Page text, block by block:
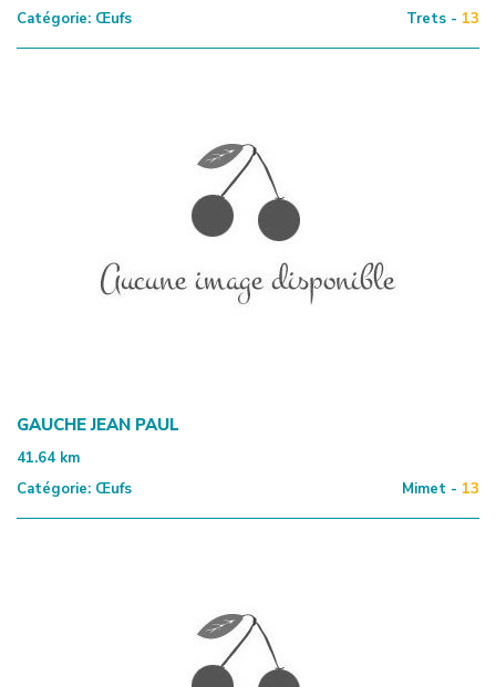
Catégorie: Œufs Trets - 13
GAUCHE JEAN PAUL
41.64 km
Catégorie: Œufs Mimet - 13